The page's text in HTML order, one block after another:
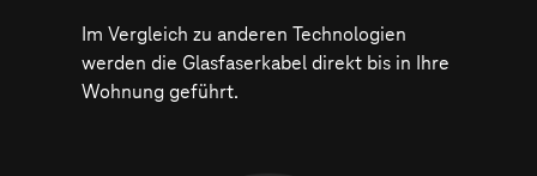
Im Vergleich zu anderen Technologien
werden die Glasfaserkabel direkt bis in Ihre
Wohnung geführt.